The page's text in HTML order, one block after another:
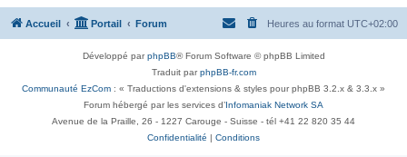
Accueil Portail Forum Heures au format UTC+02:00
Développé parphpBB® Forum Software © phpBB Limited
Traduit parphpBB-fr.com
Communauté EzCom : « Traductions d'extensions & styles pour phpBB 3.2.x & 3.3.x »
Forum hébergé par les services d’ Infomaniak Network SA
Avenue de la Praille, 26 - 1227 Carouge - Suisse - tél +41 22 820 35 44
Confidentialité
Conditions